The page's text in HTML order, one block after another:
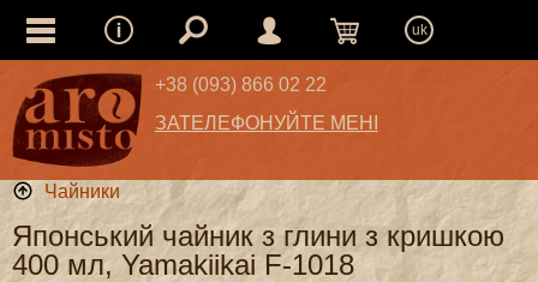
uk
+38 (093) 866 02 22
ЗАТЕЛЕФОНУЙТЕ МЕНІ
Чайники
Японський чайник з глини з кришкою
400 мл, Yamakiikai F-1018